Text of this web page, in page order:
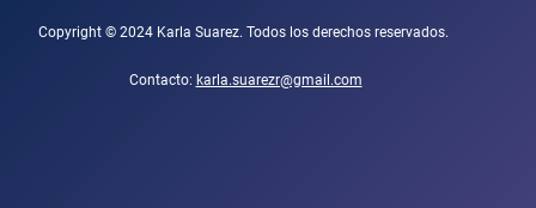
Copyright © 2024 Karla Suarez. Todos los derechos reservados.
Contacto: karla.suarezr@gmail.com